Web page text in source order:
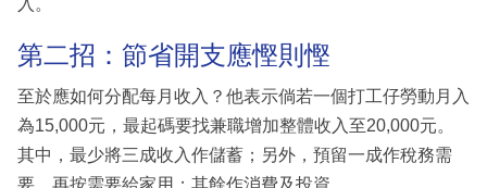
入。
第二招：節省開支應慳則慳
至於應如何分配每月收入？他表示倘若一個打工仔勞動月入
為15,000元，最起碼要找兼職增加整體收入至20,000元。
其中，最少將三成收入作儲蓄；另外，預留一成作稅務需
要，再按需要給家用；其餘作消費及投資。